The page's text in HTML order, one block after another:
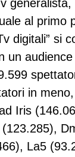
al primo
digitali” si
un
in
Iris
La5